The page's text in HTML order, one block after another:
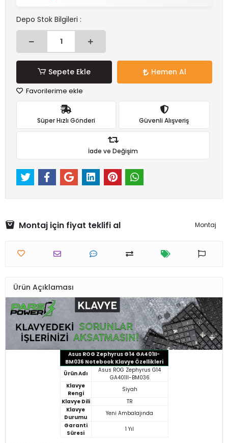
Depo Stok Bilgileri :
Sepete Ekle Hemen Al
Favorilerime ekle
Süper Hızlı Gönderi Güvenli Alışveriş
İade ve Değişim
Montaj için fiyat teklifi al Montaj
Ürün Açıklaması
Asus ROG Zephyrus G14 GA401II-
BM036 Notebook Klavye Özellikleri
Ürün Adı
Asus ROG Zephyrus G14
GA401II-BM036
Klavye
Rengi
Siyah
Klavye Dili
TR
Klavye
Durumu
Yeni Ambalajında
Garanti
Süresi
1 Yıl